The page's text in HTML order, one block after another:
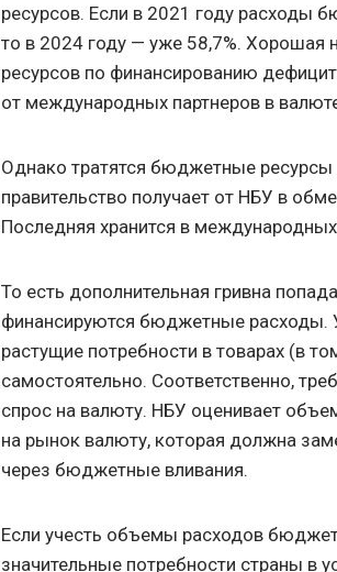
ресурсов. Если в 2021 году расходы
то в 2024 году — уже 58,7%. Хорошая
ресурсов по финансированию
от международных партнеров в
Однако тратятся бюджетные ресурсы
правительство получает от НБУ в
Последняя хранится в международных
То есть дополнительная гривна
финансируются бюджетные расходы.
растущие потребности в товарах (в
самостоятельно. Соответственно,
спрос на валюту. НБУ оценивает
на рынок валюту, которая должна
через бюджетные вливания.
Если учесть объемы расходов
значительные потребности страны в